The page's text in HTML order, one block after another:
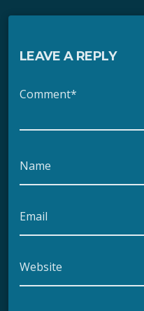
LEAVE A REPLY
Comment*
Name
Email
Website